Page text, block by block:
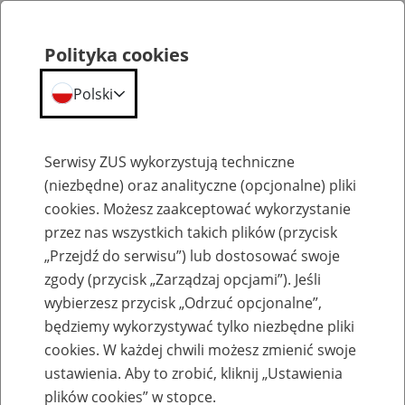
Emerytury
Baza zlikwidowanych lub
przekształconych zakładów pracy
Polityka cookies
Polski
Serwisy ZUS wykorzystują techniczne
(niezbędne) oraz analityczne (opcjonalne) pliki
cookies. Możesz zaakceptować wykorzystanie
przez nas wszystkich takich plików (przycisk
„Przejdź do serwisu”) lub dostosować swoje
zgody (przycisk „Zarządzaj opcjami”). Jeśli
wybierzesz przycisk „Odrzuć opcjonalne”,
będziemy wykorzystywać tylko niezbędne pliki
cookies. W każdej chwili możesz zmienić swoje
ustawienia. Aby to zrobić, kliknij „Ustawienia
plików cookies” w stopce.